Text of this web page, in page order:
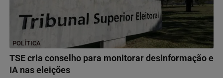
POLÍTICA
TSE cria conselho para monitorar desinformação e
IA nas eleições